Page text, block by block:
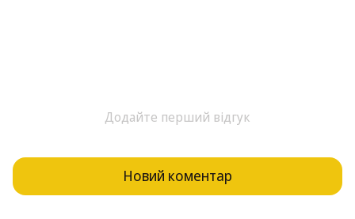
Додайте перший відгук
Новий коментар